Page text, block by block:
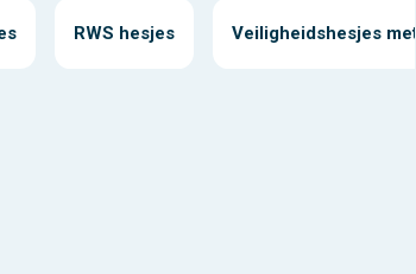
RWS hesjes Veiligheidshesjes